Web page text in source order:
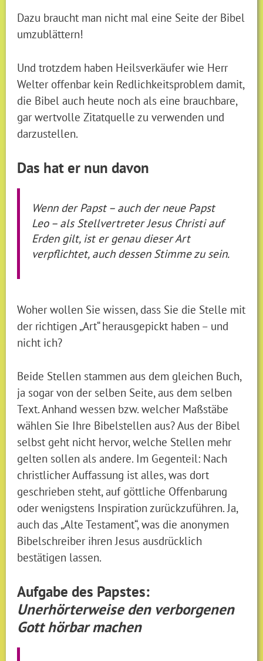
Dazu braucht man nicht mal eine Seite der Bibel
umzublättern!
Und trotzdem haben Heilsverkäufer wie Herr
Welter offenbar kein Redlichkeitsproblem damit,
die Bibel auch heute noch als eine brauchbare,
gar wertvolle Zitatquelle zu verwenden und
darzustellen.
Das hat er nun davon
Wenn der Papst – auch der neue Papst
Leo – als Stellvertreter Jesus Christi auf
Erden gilt, ist er genau dieser Art
verpflichtet, auch dessen Stimme zu sein.
Woher wollen Sie wissen, dass Sie die Stelle mit
der richtigen „Art“ herausgepickt haben – und
nicht ich?
Beide Stellen stammen aus dem gleichen Buch,
ja sogar von der selben Seite, aus dem selben
Text. Anhand wessen bzw. welcher Maßstäbe
wählen Sie Ihre Bibelstellen aus? Aus der Bibel
selbst geht nicht hervor, welche Stellen mehr
gelten sollen als andere. Im Gegenteil: Nach
christlicher Auffassung ist alles, was dort
geschrieben steht, auf göttliche Offenbarung
oder wenigstens Inspiration zurückzuführen. Ja,
auch das „Alte Testament“, was die anonymen
Bibelschreiber ihren Jesus ausdrücklich
bestätigen lassen.
Aufgabe des Papstes:
Unerhörterweise den verborgenen
Gott hörbar machen